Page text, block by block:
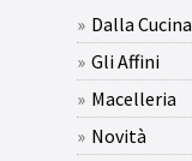
Dalla Cucina
Gli Affini
Macelleria
Novità